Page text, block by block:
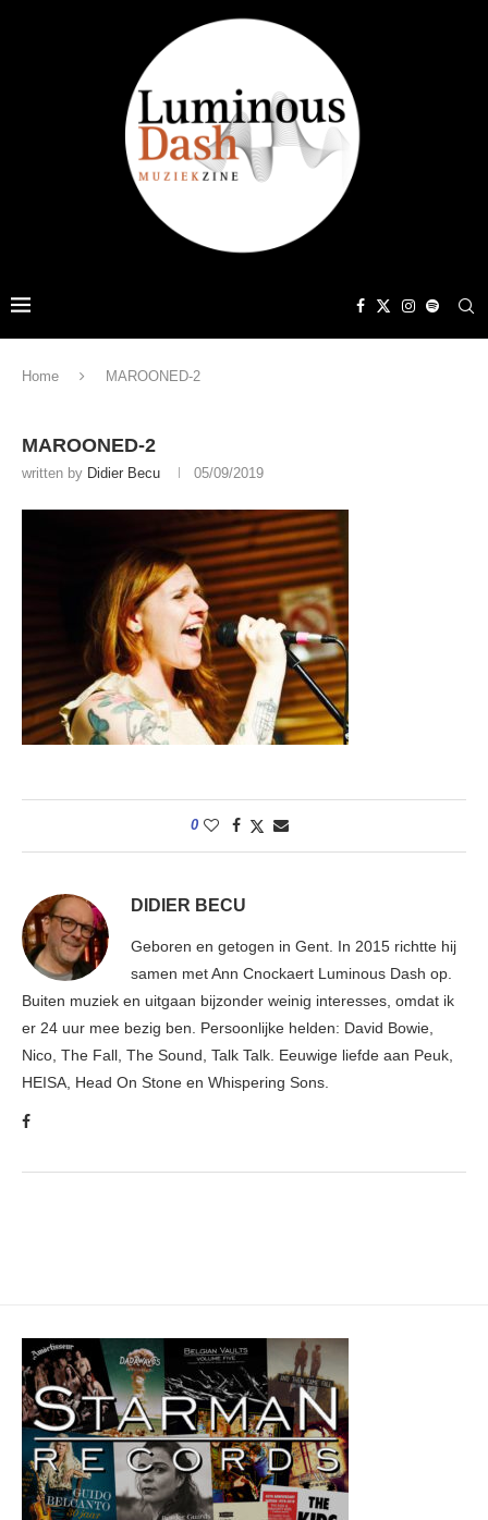
Home MAROONED-2
MAROONED-2
written by Didier Becu 05/09/2019
0
DIDIER BECU
Geboren en getogen in Gent. In 2015 richtte hij
samen met Ann Cnockaert Luminous Dash op.
Buiten muziek en uitgaan bijzonder weinig interesses, omdat ik
er 24 uur mee bezig ben. Persoonlijke helden: David Bowie,
Nico, The Fall, The Sound, Talk Talk. Eeuwige liefde aan Peuk,
HEISA, Head On Stone en Whispering Sons.